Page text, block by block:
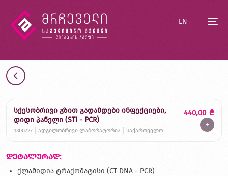
EN
სქესობრივი გზით გადამდები ინფექციები,
დიდი პანელი (STI - PCR)
1300727 ადგილობრივი ლაბორატორია საქართველო
440,00 ₾
+
დეტალურად:
ქლამიდია ტრაქომატისი (CT DNA - PCR)